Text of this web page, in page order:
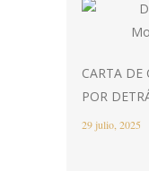
CARTA DE
POR
29 julio, 2025